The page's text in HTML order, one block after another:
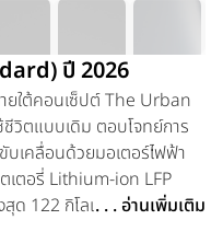
ปี 2026
ยใต้คอนเซ็ปต์ The Urban
วิตแบบเดิม ตอบโจทย์การ
บเคลื่อนด้วยมอเตอร์ไฟฟ้า
เตอรี่ Lithium-ion LFP
ด 122 กิโลเมตรต่อการ
. . . อ่านเพิ่มเติม